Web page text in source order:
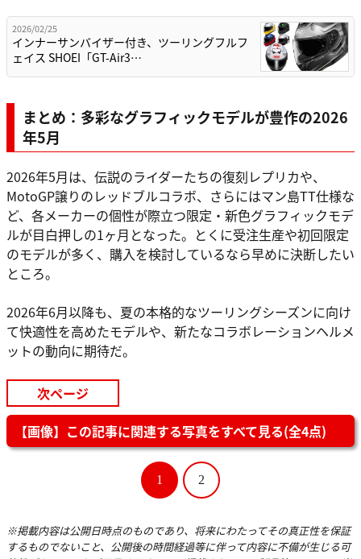
2026/02/25
インナーサンバイザー付き、ツーリングフルフ
ェイス SHOEI「GT-Air3…
まとめ：多彩なグラフィックモデルが豊作の2026
年5月
2026年5月は、伝説のライダーたちの復刻レプリカや、
MotoGP譲りのレッドブルコラボ、さらにはマン島TT仕様な
ど、各メーカーの個性が際立つ限定・新色グラフィックモデ
ルが目白押しの1ヶ月となった。とくに受注生産や初回限定
のモデルが多く、購入を検討しているなら早めに決断したい
ところ。
2026年6月以降も、夏の本格的なツーリングシーズンに向け
て快適性を高めたモデルや、新たなコラボレーションヘルメ
ットの動向に期待だ。
次ページ
【画像】この記事に関連する写真をすべて見る(全4点)
1 2
※掲載内容は公開日時点のものであり、将来にわたってその真正性を保証
するものでないこと、公開後の時間経過等に伴って内容に不備が生じる可